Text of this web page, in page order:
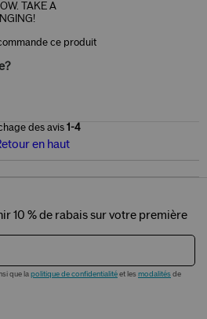
TAKE A
ce produit
des avis 1-4
en haut
10 % de rabais sur votre première
que la politique de confidentialité et les modalités de